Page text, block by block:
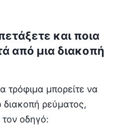
και ποια
από μια διακοπή
τρόφιμα μπορείτε να
ρεύματος,
τον οδηγό: